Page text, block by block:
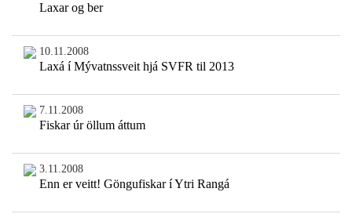
Laxar og ber
10.11.2008
Laxá í Mývatnssveit hjá SVFR til 2013
7.11.2008
Fiskar úr öllum áttum
3.11.2008
Enn er veitt! Göngufiskar í Ytri Rangá